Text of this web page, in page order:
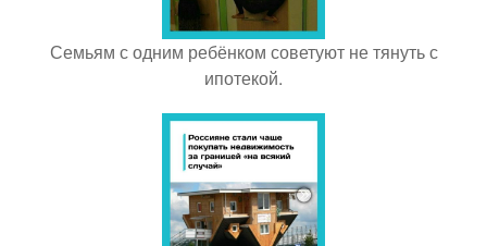
Семьям с одним ребёнком советуют не тянуть с
ипотекой.